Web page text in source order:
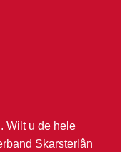
Wilt u de hele
Skarsterlân